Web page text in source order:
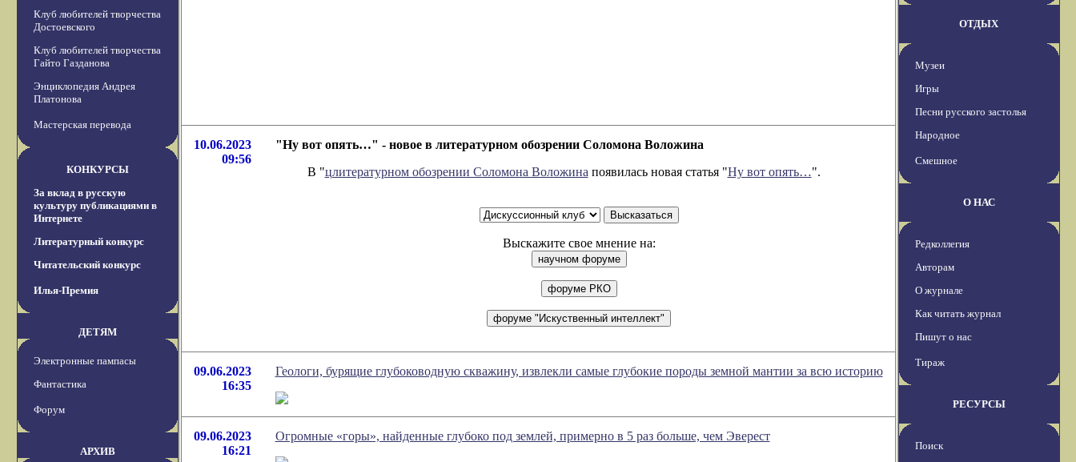
Клуб любителей творчества
Достоевского
Клуб любителей творчества
Гайто Газданова
Энциклопедия Андрея
Платонова
Мастерская перевода
КОНКУРСЫ
За вклад в русскую
культуру публикациями в
Интернете
Литературный конкурс
Читательский конкурс
Илья-Премия
ДЕТЯМ
Электронные пампасы
Фантастика
Форум
АРХИВ
10.06.2023
09:56
"Ну вот опять…" - новое в литературном обозрении Соломона Воложина
В "цлитературном обозрении Соломона Воложина появилась новая статья "Ну вот опять…".
Выскажите свое мнение на:
09.06.2023
16:35
Геологи, бурящие глубоководную скважину, извлекли самые глубокие породы земной мантии за всю историю
09.06.2023
16:21
Огромные «горы», найденные глубоко под землей, примерно в 5 раз больше, чем Эверест
ОТДЫХ
Музеи
Игры
Песни русского застолья
Народное
Смешное
О НАС
Редколлегия
Авторам
О журнале
Как читать журнал
Пишут о нас
Тираж
РЕСУРСЫ
Поиск